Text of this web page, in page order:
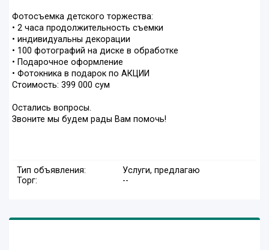
Фотосъемка детского торжества:
• 2 часа продолжительность съемки
• индивидуальны декорации
• 100 фотографий на диске в обработке
• Подарочное оформление
• Фотокника в подарок по АКЦИИ
Стоимость: 399 000 сум
Остались вопросы.
Звоните мы будем рады Вам помочь!
Тип объявления:
Услуги, предлагаю
Торг:
--